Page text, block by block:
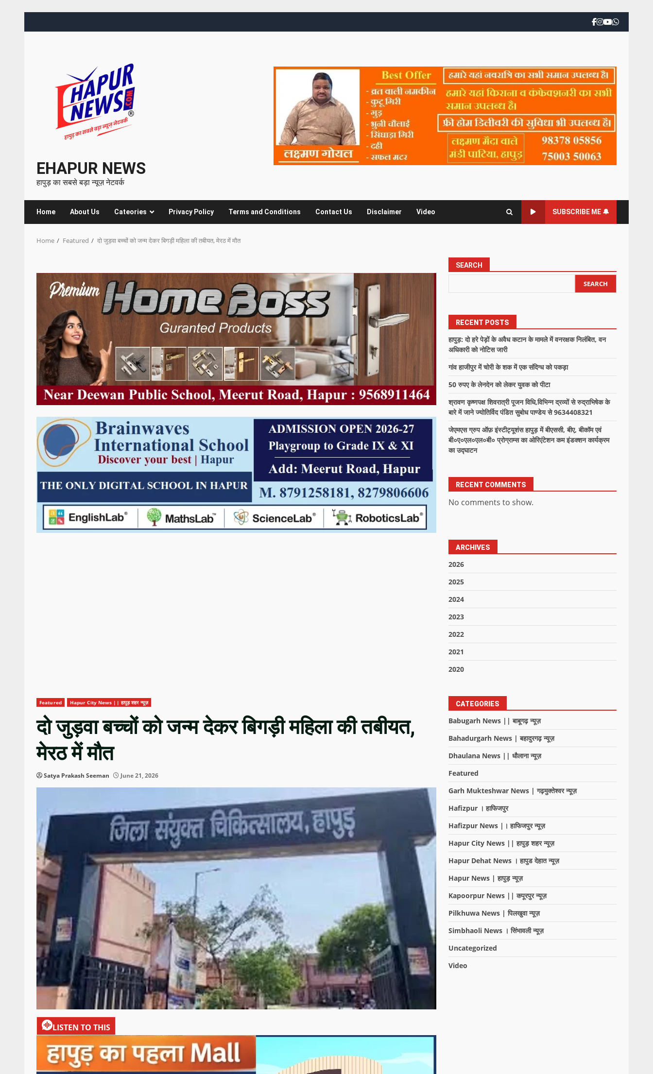
EHAPUR NEWS
हापुड़ का सबसे बड़ा न्यूज़ नेटवर्क
Home About Us Cateories Privacy Policy Terms and Conditions Contact Us Disclaimer Video SUBSCRIBE ME 🔔
Home Featured दो जुड़वा बच्चों को जन्म देकर बिगड़ी महिला की तबीयत, मेरठ में मौत
Featured Hapur City News || हापुड़ शहर न्यूज़
दो जुड़वा बच्चों को जन्म देकर बिगड़ी महिला की तबीयत,
मेरठ में मौत
Satya Prakash Seeman June 21, 2026
LISTEN TO THIS
SEARCH
SEARCH
RECENT POSTS
हापुड़: दो हरे पेड़ों के अवैध कटान के मामले में वनरक्षक निलंबित, वन
अधिकारी को नोटिस जारी
गांव हाजीपुर में चोरी के शक में एक संदिग्ध को पकड़ा
50 रुपए के लेनदेन को लेकर युवक को पीटा
श्रावण कृष्णपक्ष शिवरात्री पूजन विधि,विभिन्न द्रव्यों से रुद्राभिषेक के
बारे में जाने ज्योतिर्विद पंडित सुबोध पाण्डेय से 9634408321
जेएमएस ग्रुप ऑफ़ इंस्टीट्यूशंस हापुड़ में बीएससी, बीए, बीकॉम एवं
बी०ए०एल०एल०बी० प्रोग्राम्स का ओरिएंटेशन कम इंडक्शन कार्यक्रम
का उद्घाटन
RECENT COMMENTS
No comments to show.
ARCHIVES
2026
2025
2024
2023
2022
2021
2020
CATEGORIES
Babugarh News || बाबूगढ़ न्यूज़
Bahadurgarh News | बहादुरगढ़ न्यूज़
Dhaulana News || धौलाना न्यूज़
Featured
Garh Mukteshwar News | गढ़मुक्तेश्वर न्यूज़
Hafizpur । हाफिजपुर
Hafizpur News |। हाफिजपुर न्यूज़
Hapur City News || हापुड़ शहर न्यूज़
Hapur Dehat News । हापुड देहात न्यूज़
Hapur News | हापुड़ न्यूज़
Kapoorpur News || कपूरपुर न्यूज़
Pilkhuwa News | पिलखुवा न्यूज़
Simbhaoli News । सिंभावली न्यूज़
Uncategorized
Video